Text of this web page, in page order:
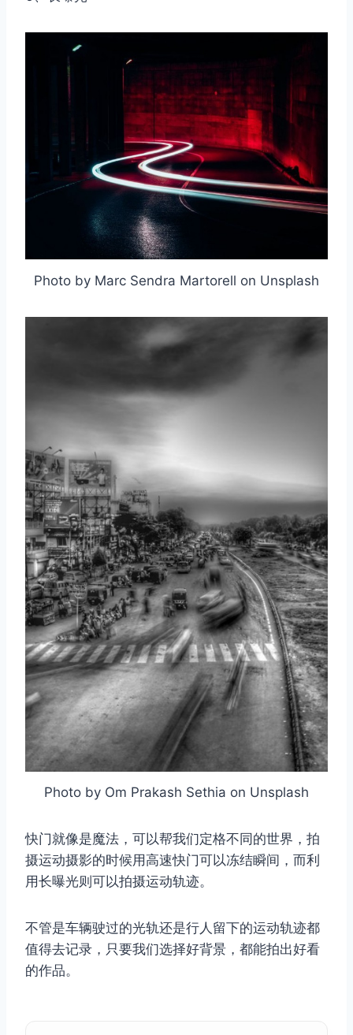
Photo by Marc Sendra Martorell on Unsplash
Photo by Om Prakash Sethia on Unsplash
快门就像是魔法，可以帮我们定格不同的世界，拍
摄运动摄影的时候用高速快门可以冻结瞬间，而利
用长曝光则可以拍摄运动轨迹。
不管是车辆驶过的光轨还是行人留下的运动轨迹都
值得去记录，只要我们选择好背景，都能拍出好看
的作品。